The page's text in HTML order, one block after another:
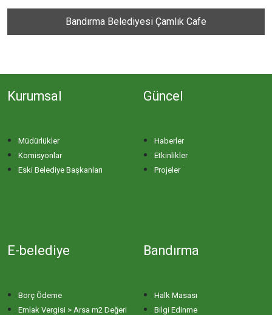
DUTLİMAN MAHALLESİ
EMRE MAHALLESİ
ERİKLİ MAHALLESİ
HACI YUSUF MAHALLESİ
Bandırma Belediyesi Çamlık Cafe
Kurumsal
Müdürlükler
Komisyonlar
Eski Belediye Başkanları
Güncel
Haberler
Etkinlikler
Projeler
E-belediye
Borç Ödeme
Emlak Vergisi > Arsa m2 Değeri
Bandırma
Halk Masası
Bilgi Edinme